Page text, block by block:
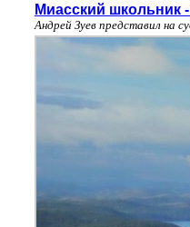
Миасский школьник
Андрей Зуев представил на